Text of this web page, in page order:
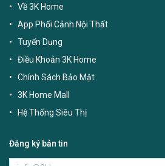
Về 3K Home
App Phối Cảnh Nội Thất
Tuyển Dụng
Điều Khoản 3K Home
Chính Sách Bảo Mật
3K Home Mall
Hệ Thống Siêu Thị
Đăng ký bản tin